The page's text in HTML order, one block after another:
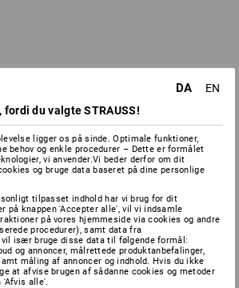
DA
EN
fordi du valgte STRAUSS!
ligger os på sinde. Optimale funktioner,
behov og enkle procedurer – Dette er formålet
vi anvender.Vi beder derfor om dit
og bruge data baseret på dine personlige
tilpasset indhold har vi brug for dit
på knappen 'Accepter alle', vil vi indsamle
på vores hjemmeside via cookies og andre
procedurer), samt data fra
især bruge disse data til følgende formål:
og annoncer, målrettede produktanbefalinger,
måling af annoncer og indhold. Hvis du ikke
at afvise brugen af sådanne cookies og metoder
alle'.